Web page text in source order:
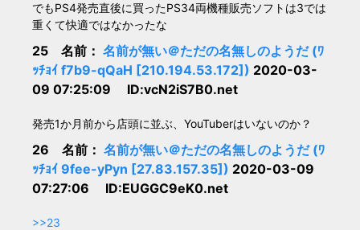
でもPS4発売直後に買ったPS34両機種販売ソフトは3では
重くて快適ではなかったな
25 名前： 名前が無い＠ただの名無しのようだ (ﾜ
ｯﾁｮｲ f7b9-qQaH [210.194.53.172]) 2020-03-
09 07:25:09 ID:vcN2iS7B0.net
発売1か月前から店頭に並ぶ、YouTuberはいないのか？
26 名前： 名前が無い＠ただの名無しのようだ (ﾜ
ｯﾁｮｲ 9fee-yPyn [27.83.157.35]) 2020-03-09
07:27:06 ID:EUGGC9eK0.net
>>23